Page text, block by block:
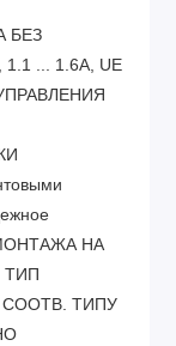
БЕЗ
... 1.6A, UE
МОНТАЖА НА
СООТВ. ТИПУ